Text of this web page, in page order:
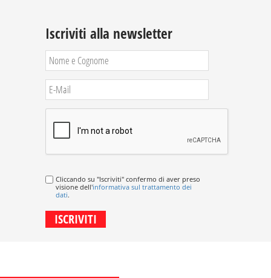
Iscriviti alla newsletter
Cliccando su "Iscriviti" confermo di aver preso
visione dell'informativa sul trattamento dei
dati.